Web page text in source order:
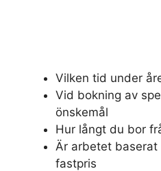
Vilken tid under
Vid bokning av
önskemål
Hur långt du bor
Är arbetet
fastpris